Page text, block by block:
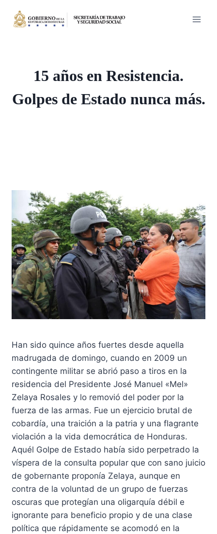
15 años en Resistencia.
Golpes de Estado nunca más.
Han sido quince años fuertes desde aquella
madrugada de domingo, cuando en 2009 un
contingente militar se abrió paso a tiros en la
residencia del Presidente José Manuel «Mel»
Zelaya Rosales y lo removió del poder por la
fuerza de las armas. Fue un ejercicio brutal de
cobardía, una traición a la patria y una flagrante
violación a la vida democrática de Honduras.
Aquél Golpe de Estado había sido perpetrado la
víspera de la consulta popular que con sano juicio
de gobernante proponía Zelaya, aunque en
contra de la voluntad de un grupo de fuerzas
oscuras que protegían una oligarquía débil e
ignorante para beneficio propio y de una clase
política que rápidamente se acomodó en la